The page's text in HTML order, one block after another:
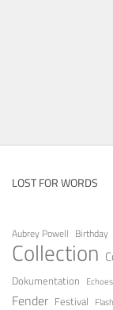
LOST FOR WORDS
Aubrey Powell Birthday
Collection
Dokumentation Echoes
Fender Festival